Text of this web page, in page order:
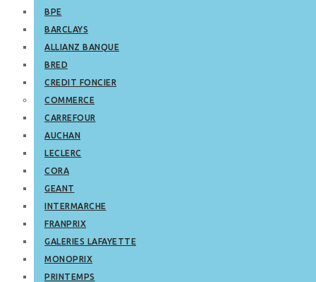
BPE
BARCLAYS
ALLIANZ BANQUE
BRED
CREDIT FONCIER
COMMERCE
CARREFOUR
AUCHAN
LECLERC
CORA
GEANT
INTERMARCHE
FRANPRIX
GALERIES LAFAYETTE
MONOPRIX
PRINTEMPS